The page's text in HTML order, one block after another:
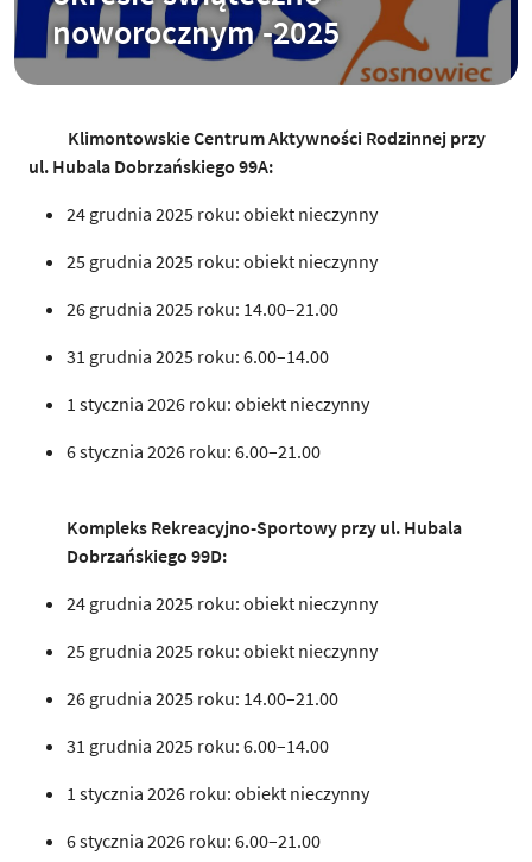
noworocznym -2025
Klimontowskie Centrum Aktywności Rodzinnej przy
ul. Hubala Dobrzańskiego 99A:
24 grudnia 2025 roku: obiekt nieczynny
25 grudnia 2025 roku: obiekt nieczynny
26 grudnia 2025 roku: 14.00–21.00
31 grudnia 2025 roku: 6.00–14.00
1 stycznia 2026 roku: obiekt nieczynny
6 stycznia 2026 roku: 6.00–21.00
Kompleks Rekreacyjno-Sportowy przy ul. Hubala
Dobrzańskiego 99D:
24 grudnia 2025 roku: obiekt nieczynny
25 grudnia 2025 roku: obiekt nieczynny
26 grudnia 2025 roku: 14.00–21.00
31 grudnia 2025 roku: 6.00–14.00
1 stycznia 2026 roku: obiekt nieczynny
6 stycznia 2026 roku: 6.00–21.00